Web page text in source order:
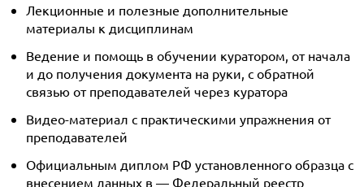
Лекционные и полезные дополнительные
материалы к дисциплинам
Ведение и помощь в обучении куратором, от начала
и до получения документа на руки, с обратной
связью от преподавателей через куратора
Видео-материал с практическими упражнения от
преподавателей
Официальным диплом РФ установленного образца с
внесением данных в — Федеральный реестр